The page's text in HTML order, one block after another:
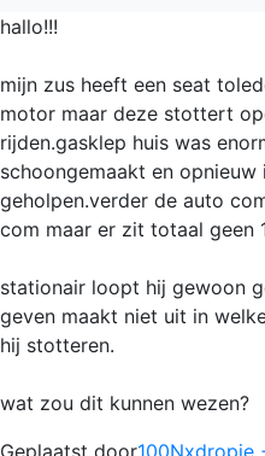
hallo!!!
mijn zus heeft een seat
motor maar deze stottert
rijden.gasklep huis was
schoongemaakt en
geholpen.verder de auto
com maar er zit totaal geen
stationair loopt hij gewoon
geven maakt niet uit in
hij stotteren.
wat zou dit kunnen wezen?
Geplaatst door100Nxdropje